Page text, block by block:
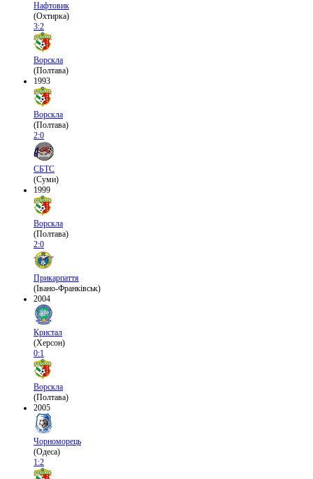
Нафтовик
(Охтирка)
3:2
Ворскла
(Полтава)
1993
Ворскла
(Полтава)
2:0
СБТС
(Суми)
1999
Ворскла
(Полтава)
2:0
Прикарпаття
(Івано-Франківськ)
2004
Кристал
(Херсон)
0:1
Ворскла
(Полтава)
2005
Чорноморець
(Одеса)
1:2